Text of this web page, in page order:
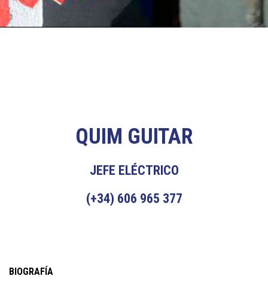
QUIM GUITAR
JEFE ELÉCTRICO
(+34) 606 965 377
BIOGRAFÍA